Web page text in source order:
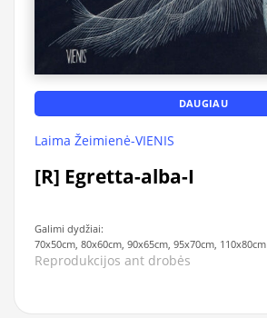
DAUGIAU
Laima Žeimienė-VIENIS
[R] Egretta-alba-I
Galimi dydžiai:
70x50cm, 80x60cm, 90x65cm, 95x70cm, 110x80cm
Reprodukcijos ant drobės